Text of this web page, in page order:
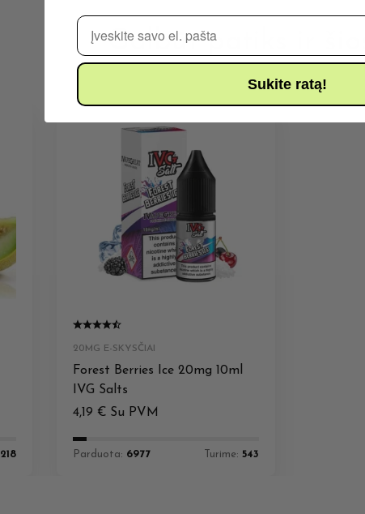
Galbūt patiks ir
218
20MG E-SKYSČIAI
Forest Berries Ice 20mg 10ml
IVG Salts
4,19 € Su PVM
Parduota: 6977 Turime: 543
El. Pašto adresas
Sukite ratą!